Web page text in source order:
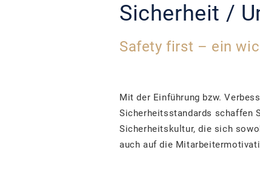
Sicherheit /
Safety first – ein
Mit der Einführung bzw.
Sicherheitsstandards schaffen
Sicherheitskultur, die sich
auch auf die